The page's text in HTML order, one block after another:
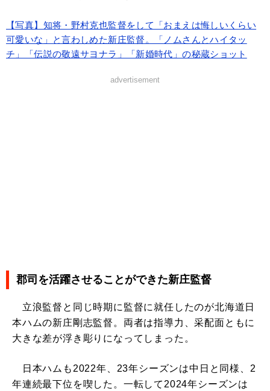
【写真】知将・野村克也監督をして「おまえは悔しいくらい
可愛いな」と言わしめた新庄監督。「ノムさんとハイタッ
チ」「伝説の敬遠サヨナラ」「新婚時代」の秘蔵ショット
advertisement
郡司を活躍させることができた新庄監督
立浪監督と同じ時期に監督に就任したのが北海道日
本ハムの新庄剛志監督。両者は指導力、采配面ともに
大きな差が浮き彫りになってしまった。
日本ハムも2022年、23年シーズンは中日と同様、2
年連続最下位を喫した。一転して2024年シーズンは